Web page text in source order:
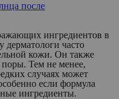
после
ингредиентов в
дерматологи часто
кожи. Он также
поры. Тем не менее,
случаях может
если формула
ингредиенты.